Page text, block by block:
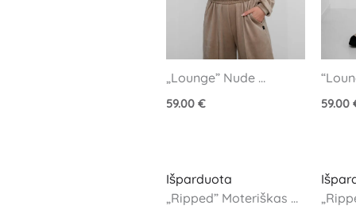
„Lounge” Nude
59.00 € 59.00
Išparduota
„Ripped” Moteriškas